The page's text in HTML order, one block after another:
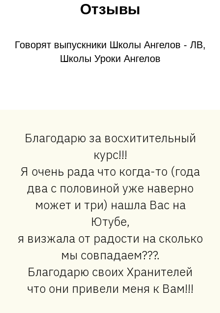
Отзывы
Говорят выпускники Школы Ангелов - ЛВ,
Школы Уроки Ангелов
Благодарю за восхитительный
курс!!!
Я очень рада что когда-то (года
два с половиной уже наверно
может и три) нашла Вас на
Ютубе,
я визжала от радости на сколько
мы совпадаем???.
Благодарю своих Хранителей
что они привели меня к Вам!!!